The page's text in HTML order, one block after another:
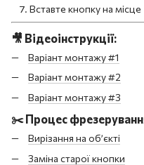
Вставте кнопку на місце
🎥 Відеоінструкції:
Варіант монтажу #1
Варіант монтажу #2
Варіант монтажу #3
✂️Процес
Вирізання на об’єкті
Заміна старої кнопки